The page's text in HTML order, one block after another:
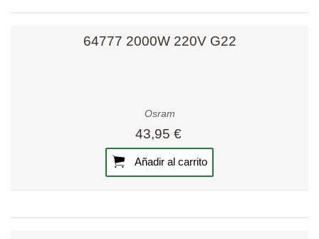
64777 2000W 220V G22
Osram
43,95 €
Añadir al carrito